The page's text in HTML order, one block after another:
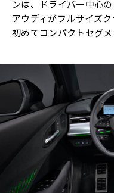
ンは、ドライバー中心
アウディがフルサイズ
初めてコンパクトセグ